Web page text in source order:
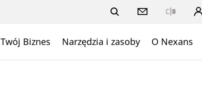
Twój Biznes Narzędzia i zasoby O Nexans